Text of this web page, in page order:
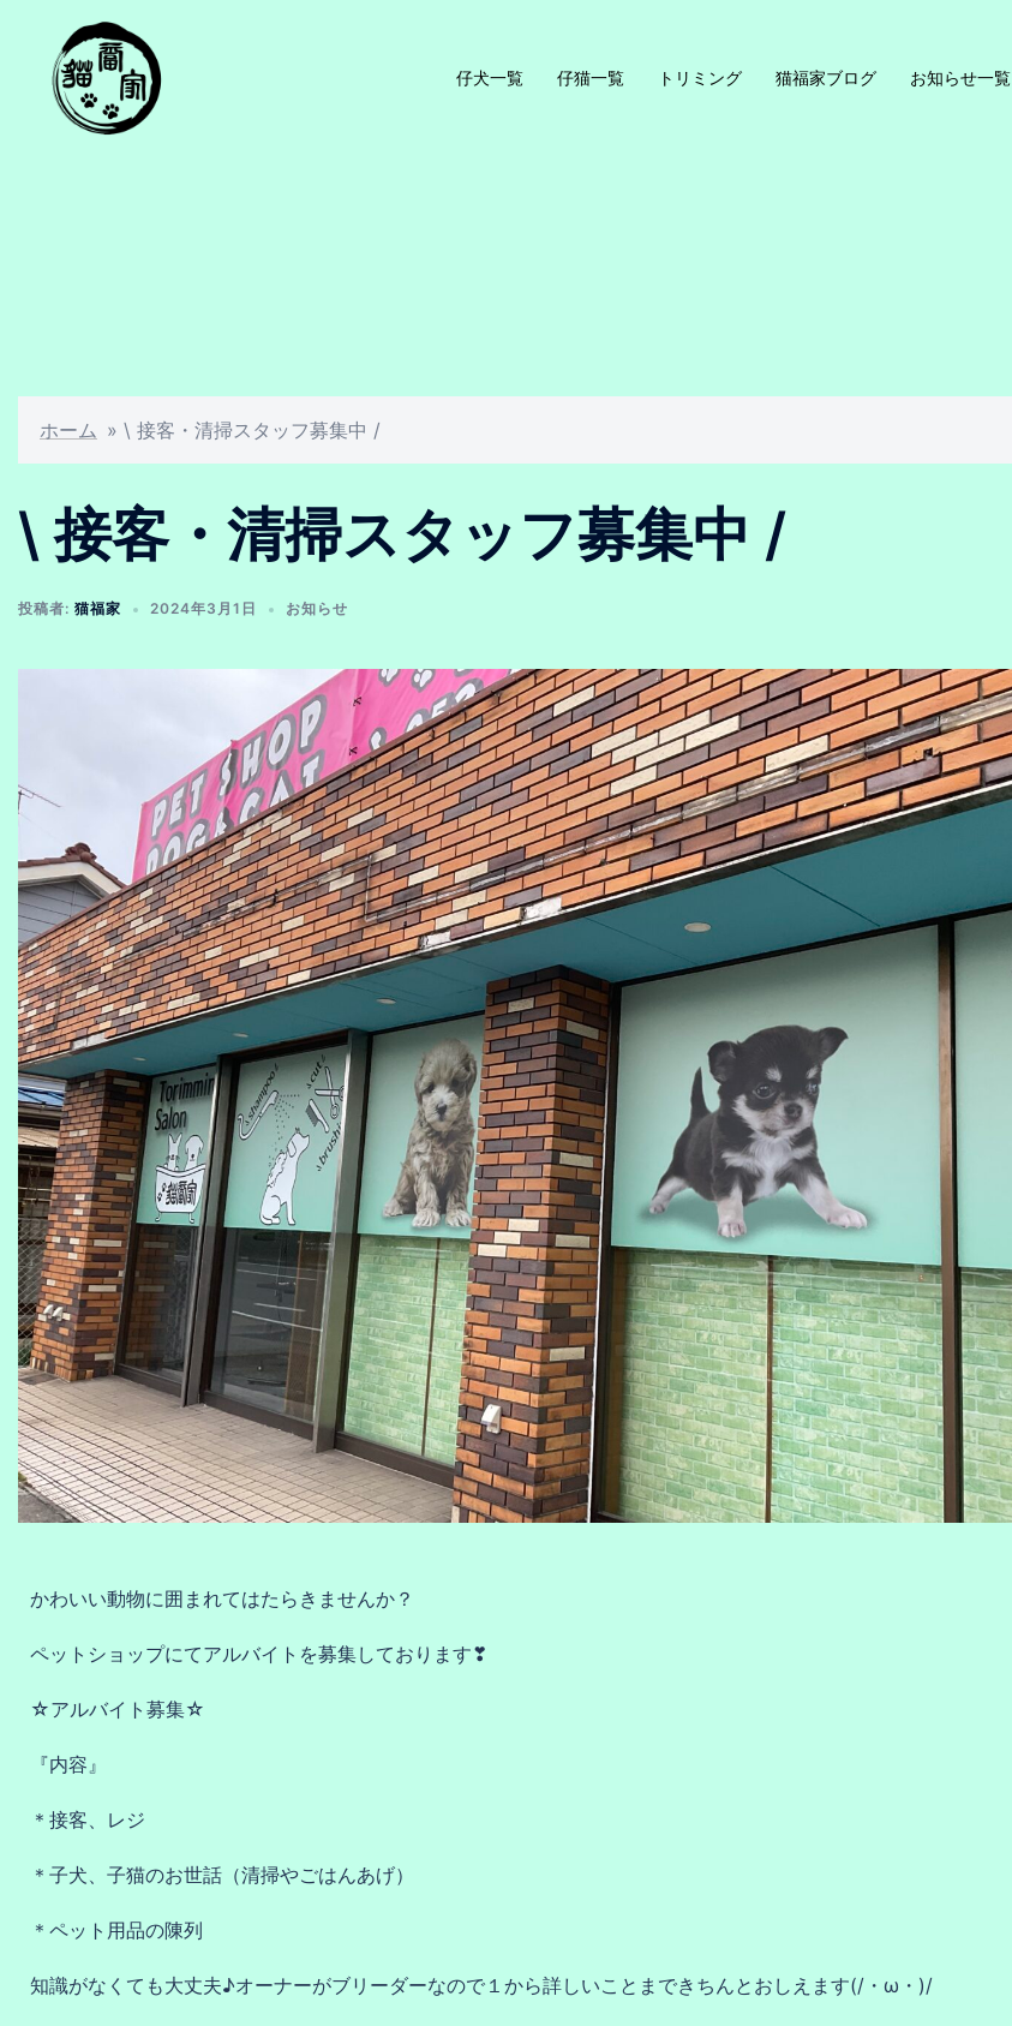
仔犬一覧 仔猫一覧 トリミング 猫福家ブログ お知らせ一覧
ホーム » \ 接客・清掃スタッフ募集中 /
\ 接客・清掃スタッフ募集中 /
投稿者: 猫福家 2024年3月1日 お知らせ
かわいい動物に囲まれてはたらきませんか？
ペットショップにてアルバイトを募集しております❣
☆アルバイト募集☆
『内容』
＊接客、レジ
＊子犬、子猫のお世話（清掃やごはんあげ）
＊ペット用品の陳列
知識がなくても大丈夫♪オーナーがブリーダーなので１から詳しいことまできちんとおしえます(/・ω・)/